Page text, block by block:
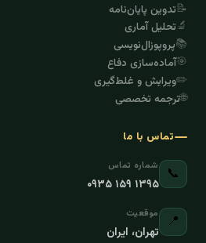
📝تدوین پایان‌نامه
🔬تحلیل آماری
📚پروپوزال‌نویسی
🎯آماده‌سازی دفاع
✏️ویرایش و غلط‌گیری
🌐ترجمه تخصصی
تماس با ما
📞 شماره تماس
۰۹۳۵ ۱۵۹ ۱۳۹۵
📍 موقعیت
تهران، ایران